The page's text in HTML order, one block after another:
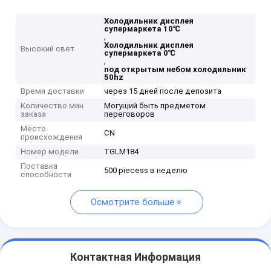
Высокий свет
Холодильник дисплея
супермаркета 10℃
,
Холодильник дисплея
супермаркета 0℃
,
под открытым небом холодильник
50hz
Время доставки
через 15 дней после депозита
Количество мин
заказа
Могущий быть предметом
переговоров
Место
происхождения
CN
Номер модели
TGLM184
Поставка
способности
500 piecess в неделю
Осмотрите больше
Контактная Информация